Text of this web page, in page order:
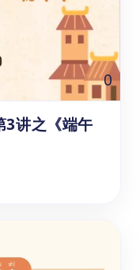
12-14岁、15-
体认知规律与
书籍可以帮助
深化理解与思
德。
0
3讲之《端午